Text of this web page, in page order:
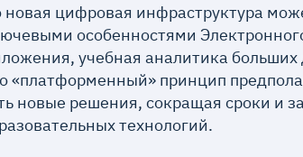
цифровая инфраструктура
особенностями
учебная аналитика
«платформенный» принцип
новые решения, сокращая сроки и
технологий.